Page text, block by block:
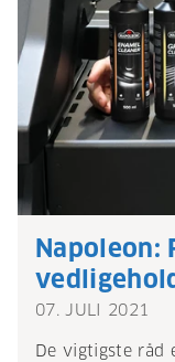
Napoleon:
07. JULI 2021
De vigtigste råd